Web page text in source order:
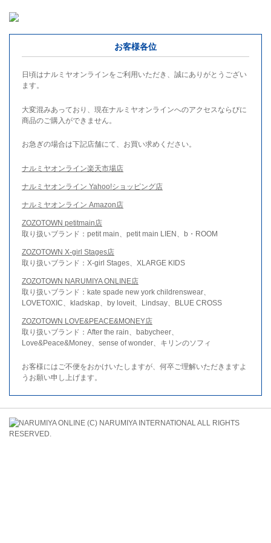
お客様各位
日頃はナルミヤオンラインをご利用いただき、誠にありがとうござい
ます。
大変混みあっており、現在ナルミヤオンラインへのアクセスならびに
商品のご購入ができません。
お急ぎの場合は下記店舗にて、お買い求めください。
ナルミヤオンライン楽天市場店
ナルミヤオンライン Yahoo!ショッピング店
ナルミヤオンライン Amazon店
ZOZOTOWN petitmain店
取り扱いブランド：petit main、petit main LIEN、b・ROOM
ZOZOTOWN X-girl Stages店
取り扱いブランド：X-girl Stages、XLARGE KIDS
ZOZOTOWN NARUMIYA ONLINE店
取り扱いブランド：kate spade new york childrenswear、
LOVETOXIC、kladskap、by loveit、Lindsay、BLUE CROSS
ZOZOTOWN LOVE&PEACE&MONEY店
取り扱いブランド：After the rain、babycheer、
Love&Peace&Money、sense of wonder、キリンのソフィ
お客様にはご不便をおかけいたしますが、何卒ご理解いただきますよ
うお願い申し上げます。